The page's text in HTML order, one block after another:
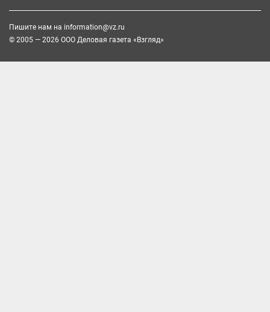
Пишите нам на information@vz.ru
© 2005 — 2026 ООО Деловая газета «Взгляд»